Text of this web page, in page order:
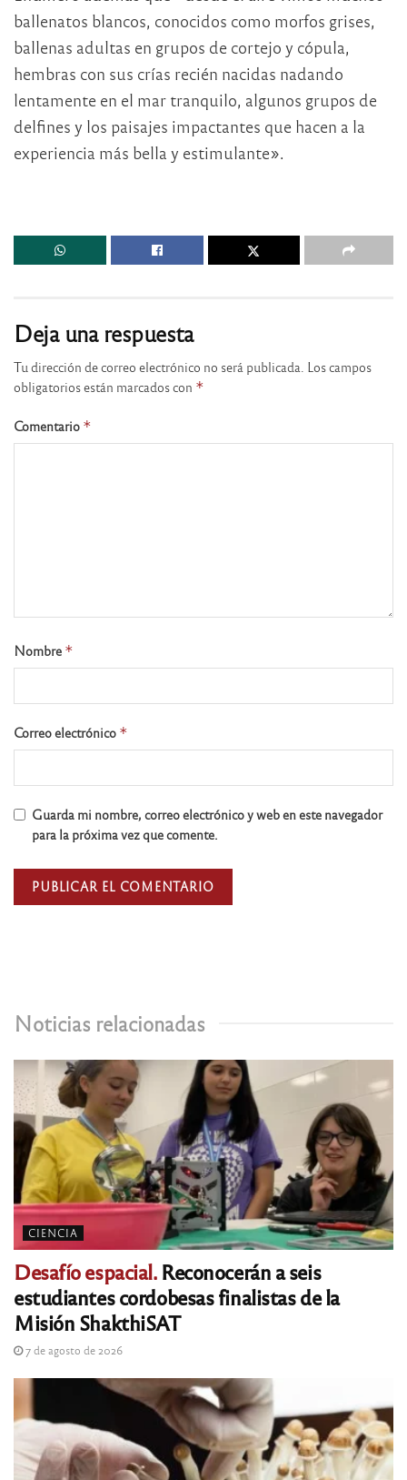
ballenatos blancos, conocidos como morfos grises,
ballenas adultas en grupos de cortejo y cópula,
hembras con sus crías recién nacidas nadando
lentamente en el mar tranquilo, algunos grupos de
delfines y los paisajes impactantes que hacen a la
experiencia más bella y estimulante».
Noticias relacionadas
CIENCIA
Desafío espacial.Reconocerán a seis
estudiantes cordobesas finalistas de la
Misión ShakthiSAT
7 de agosto de 2026
Deja una respuesta
Tu dirección de correo electrónico no será publicada. Los campos
obligatorios están marcados con *
Comentario *
Nombre *
Correo electrónico *
Guarda mi nombre, correo electrónico y web en este navegador
para la próxima vez que comente.